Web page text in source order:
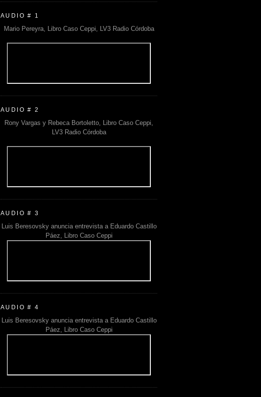
AUDIO # 1
Mario Pereyra, Libro Caso Ceppi, LV3 Radio Córdoba
AUDIO # 2
Rony Vargas y Rebeca Bortoletto, Libro Caso Ceppi,
LV3 Radio Córdoba
AUDIO # 3
Luis Beresovsky anuncia entrevista a Eduardo Castillo
Páez, Libro Caso Ceppi
AUDIO # 4
Luis Beresovsky anuncia entrevista a Eduardo Castillo
Páez, Libro Caso Ceppi